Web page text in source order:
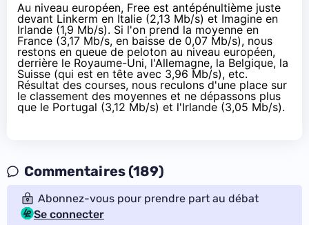
Au niveau européen, Free est antépénultième juste
devant Linkerm en Italie (2,13 Mb/s) et Imagine en
Irlande (1,9 Mb/s). Si l'on prend la moyenne en
France (3,17 Mb/s, en baisse de 0,07 Mb/s), nous
restons en queue de peloton au niveau européen,
derrière le Royaume-Uni, l'Allemagne, la Belgique, la
Suisse (qui est en tête avec 3,96 Mb/s), etc.
Résultat des courses, nous reculons d'une place sur
le classement des moyennes et ne dépassons plus
que le Portugal (3,12 Mb/s) et l'Irlande (3,05 Mb/s).
Commentaires (189)
Abonnez-vous pour prendre part au débat
Se connecter